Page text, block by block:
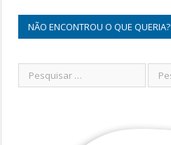
NÃO ENCONTROU O QUE QUERIA?